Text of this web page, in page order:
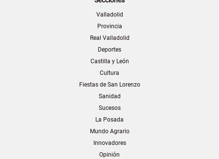
Valladolid
Provincia
Real Valladolid
Deportes
Castilla y León
Cultura
Fiestas de San Lorenzo
Sanidad
Sucesos
La Posada
Mundo Agrario
Innovadores
Opinión